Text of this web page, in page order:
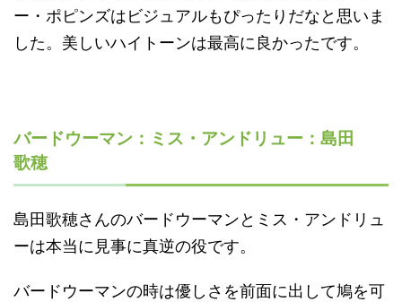
ー・ポピンズはビジュアルもぴったりだなと思いま
した。美しいハイトーンは最高に良かったです。
バードウーマン：ミス・アンドリュー：島田
歌穂
島田歌穂さんのバードウーマンとミス・アンドリュ
ーは本当に見事に真逆の役です。
バードウーマンの時は優しさを前面に出して鳩を可